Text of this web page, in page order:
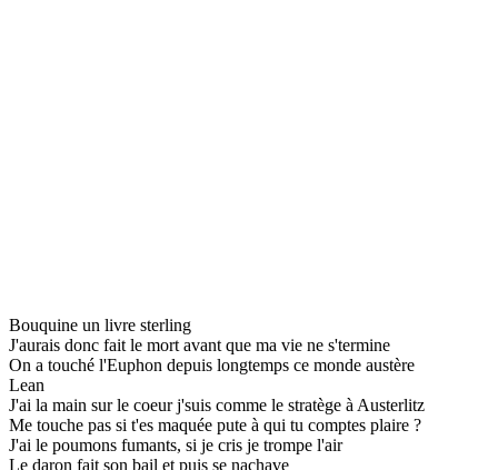
Bouquine un livre sterling
J'aurais donc fait le mort avant que ma vie ne s'termine
On a touché l'Euphon depuis longtemps ce monde austère
Lean
J'ai la main sur le coeur j'suis comme le stratège à Austerlitz
Me touche pas si t'es maquée pute à qui tu comptes plaire ?
J'ai le poumons fumants, si je cris je trompe l'air
Le daron fait son bail et puis se nachave